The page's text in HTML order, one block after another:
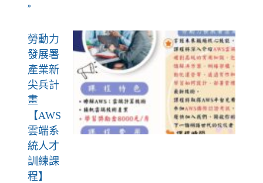
»
勞動力
發展署
產業新
尖兵計
畫
【AWS
雲端系
統人才
訓練課
程】